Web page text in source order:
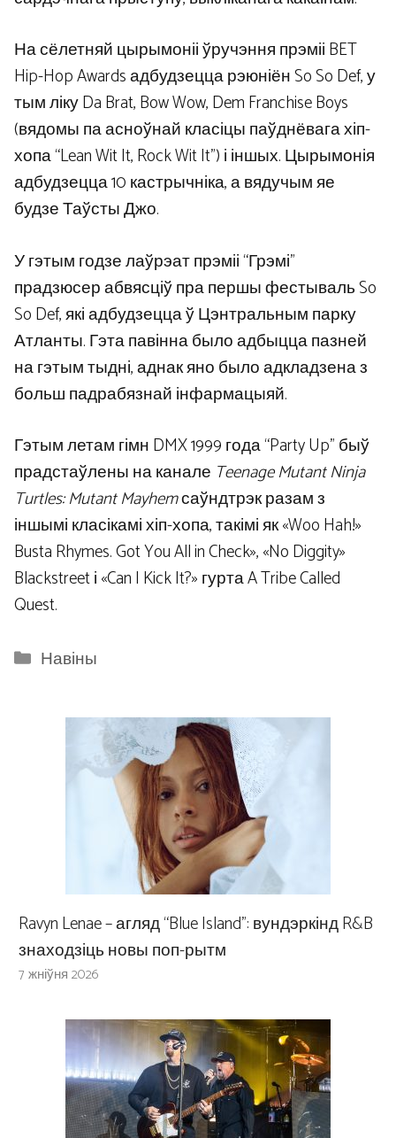
На сёлетняй цырымоніі ўручэння прэміі BET
Hip-Hop Awards адбудзецца рэюніён So So Def, у
тым ліку Da Brat, Bow Wow, Dem Franchise Boys
(вядомы па асноўнай класіцы паўднёвага хіп-
хопа “Lean Wit It, Rock Wit It”) і іншых. Цырымонія
адбудзецца 10 кастрычніка, а вядучым яе
будзе Таўсты Джо.
У гэтым годзе лаўрэат прэміі “Грэмі”
прадзюсер абвясціў пра першы фестываль So
So Def, які адбудзецца ў Цэнтральным парку
Атланты. Гэта павінна было адбыцца пазней
на гэтым тыдні, аднак яно было адкладзена з
больш падрабязнай інфармацыяй.
Гэтым летам гімн DMX 1999 года “Party Up” быў
прадстаўлены на канале Teenage Mutant Ninja
Turtles: Mutant Mayhemсаўндтрэк разам з
іншымі класікамі хіп-хопа, такімі як «Woo Hah!»
Busta Rhymes. Got You All in Check», «No Diggity»
Blackstreet і «Can I Kick It?» гурта A Tribe Called
Quest.
Categories
Навіны
Ravyn Lenae – агляд “Blue Island”: вундэркінд R&B
знаходзіць новы поп-рытм
7 жніўня 2026